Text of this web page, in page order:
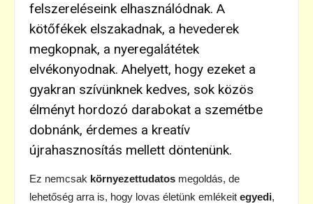
felszereléseink elhasználódnak. A
kötőfékek elszakadnak, a hevederek
megkopnak, a nyeregalátétek
elvékonyodnak. Ahelyett, hogy ezeket a
gyakran szívünknek kedves, sok közös
élményt hordozó darabokat a szemétbe
dobnánk, érdemes a kreatív
újrahasznosítás mellett döntenünk.
Ez nemcsak környezettudatos megoldás, de
lehetőség arra is, hogy lovas életünk emlékeit egyedi,